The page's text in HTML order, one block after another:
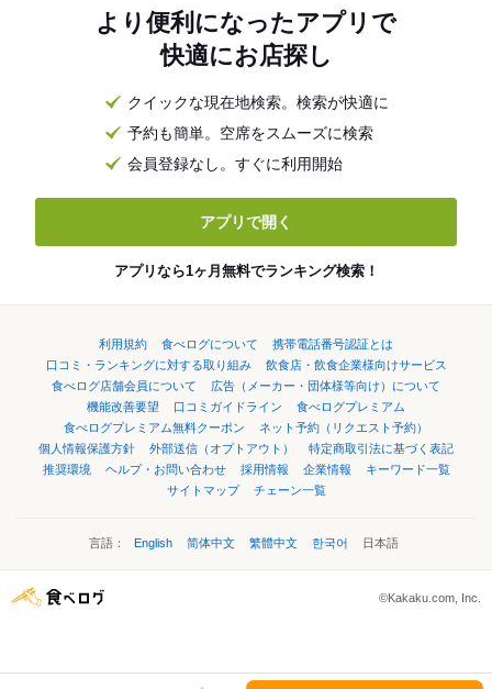
より便利になったアプリで
快適にお店探し
クイックな現在地検索。検索が快適に
予約も簡単。空席をスムーズに検索
会員登録なし。すぐに利用開始
アプリで開く
アプリなら1ヶ月無料でランキング検索！
利用規約 食べログについて
携帯電話番号認証とは
口コミ・ランキングに対する取り組み
飲食店・飲食企業様向けサービス
食べログ店舗会員について
広告（メーカー・団体様等向け）について
機能改善要望
口コミガイドライン
食べログプレミアム
食べログプレミアム無料クーポン
ネット予約（リクエスト予約）
個人情報保護方針
外部送信（オプトアウト）
特定商取引法に基づく表記
推奨環境
ヘルプ・お問い合わせ 採用情報 企業情報
キーワード一覧
サイトマップ
チェーン一覧
言語： English 简体中文 繁體中文 한국어 日本語
©Kakaku.com, Inc.